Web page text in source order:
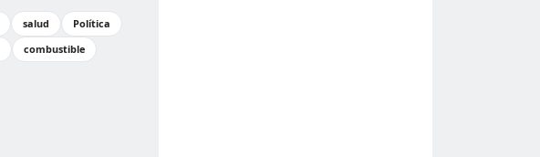
salud
Política
combustible